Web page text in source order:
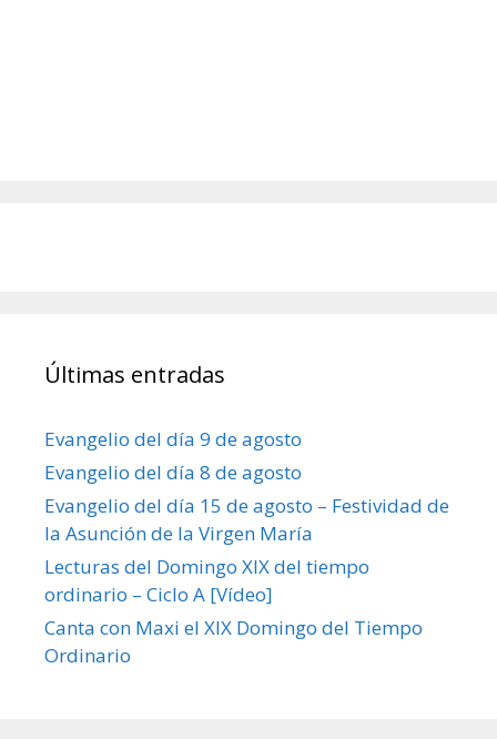
Últimas entradas
Evangelio del día 9 de agosto
Evangelio del día 8 de agosto
Evangelio del día 15 de agosto – Festividad de
la Asunción de la Virgen María
Lecturas del Domingo XIX del tiempo
ordinario – Ciclo A [Vídeo]
Canta con Maxi el XIX Domingo del Tiempo
Ordinario